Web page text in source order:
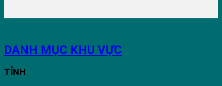
DANH MỤC KHU VỰC
TỈNH